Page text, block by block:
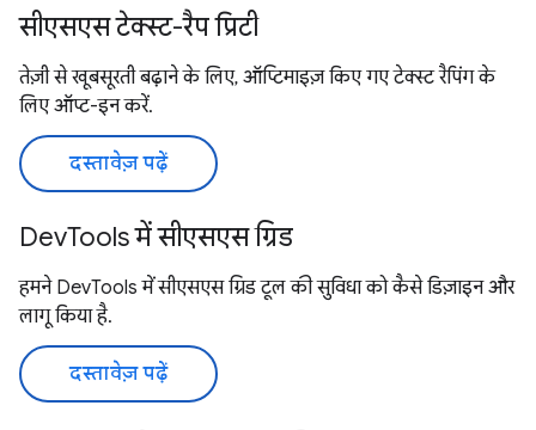
सीएसएस टेक्स्ट-रैप प्रिटी
तेज़ी से खूबसूरती बढ़ाने के लिए, ऑप्टिमाइज़ किए गए टेक्स्ट रैपिंग के
लिए ऑप्ट-इन करें.
दस्तावेज़ पढ़ें
DevTools में सीएसएस ग्रिड
हमने DevTools में सीएसएस ग्रिड टूल की सुविधा को कैसे डिज़ाइन और
लागू किया है.
दस्तावेज़ पढ़ें